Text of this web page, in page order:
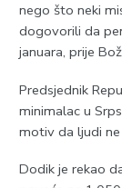
nego što neki
dogovorili da
januara, prije
Predsjednik
minimalac u
motiv da ljudi
Dodik je rekao